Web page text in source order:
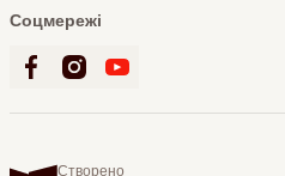
Соцмережі
Створено